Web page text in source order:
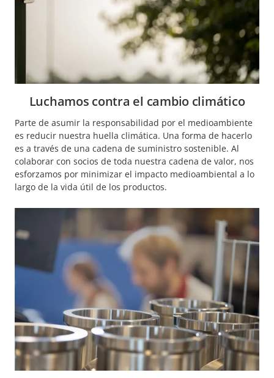
Luchamos contra el cambio climático
Parte de asumir la responsabilidad por el medioambiente
es reducir nuestra huella climática. Una forma de hacerlo
es a través de una cadena de suministro sostenible. Al
colaborar con socios de toda nuestra cadena de valor, nos
esforzamos por minimizar el impacto medioambiental a lo
largo de la vida útil de los productos.